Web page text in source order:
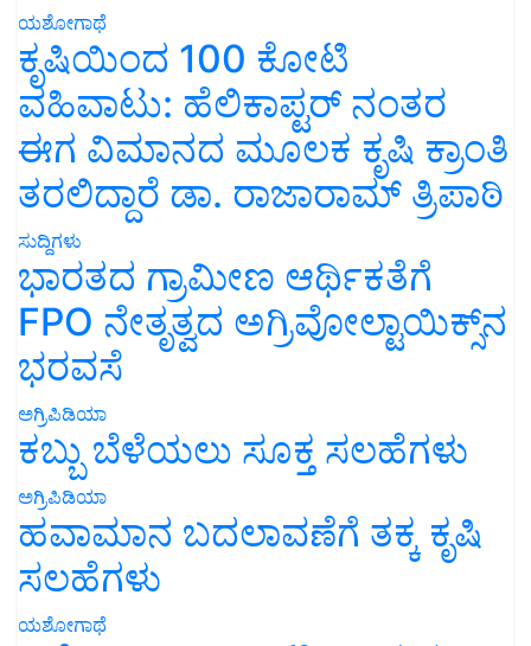
ಯಶೋಗಾಥೆ
ಕೃಷಿಯಿಂದ 100 ಕೋಟಿ
ವಹಿವಾಟು: ಹೆಲಿಕಾಪ್ಟರ್ ನಂತರ
ಈಗ ವಿಮಾನದ ಮೂಲಕ ಕೃಷಿ ಕ್ರಾಂತಿ
ತರಲಿದ್ದಾರೆ ಡಾ. ರಾಜಾರಾಮ್ ತ್ರಿಪಾಠಿ
ಸುದ್ದಿಗಳು
ಭಾರತದ ಗ್ರಾಮೀಣ ಆರ್ಥಿಕತೆಗೆ
FPO ನೇತೃತ್ವದ ಅಗ್ರಿವೋಲ್ಟಾಯಿಕ್ಸ್‌ನ
ಭರವಸೆ
ಅಗ್ರಿಪಿಡಿಯಾ
ಕಬ್ಬು ಬೆಳೆಯಲು ಸೂಕ್ತ ಸಲಹೆಗಳು
ಅಗ್ರಿಪಿಡಿಯಾ
ಹವಾಮಾನ ಬದಲಾವಣೆಗೆ ತಕ್ಕ ಕೃಷಿ
ಸಲಹೆಗಳು
ಯಶೋಗಾಥೆ